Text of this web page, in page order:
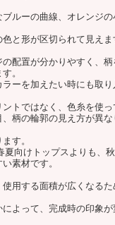
ルーの曲線、オレンジ
と形が区切られて見えま
配置が分かりやすく、
。
ーを加えたい時にも取り
トではなく、色糸を使
柄の輪郭の見え方が異な
す。
夏向けトップスよりも、
素材です。
用する面積が広くなる
よって、完成時の印象が